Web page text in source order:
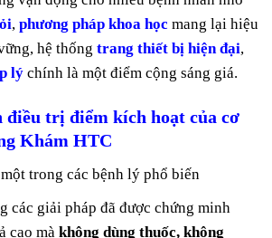
, phương pháp khoa học mang lại hiệu
hệ thống trang thiết bị hiện đại,
lý chính là một điểm cộng sáng giá.
điều trị điểm kích hoạt của cơ
Khám HTC
trong các bệnh lý phổ biến
các giải pháp đã được chứng minh
cao màkhông dùng thuốc, không